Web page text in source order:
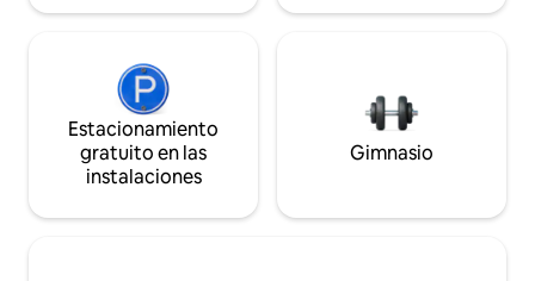
Estacionamiento
gratuito en las
instalaciones
Gimnasio